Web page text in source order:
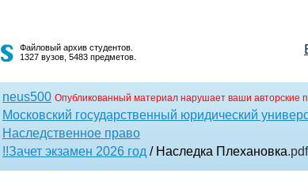
Файловый архив студентов.
1327 вузов, 5483 предметов.
neus500 Опубликованный материал нарушает ваши авторские
Московский государственный юридический
Наследственное право
!!Зачет экзамен 2026 год / Наследка Плехановка.pdf